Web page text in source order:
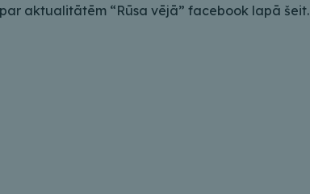
aktualitātēm “Rūsa vējā” facebook lapā šeit.